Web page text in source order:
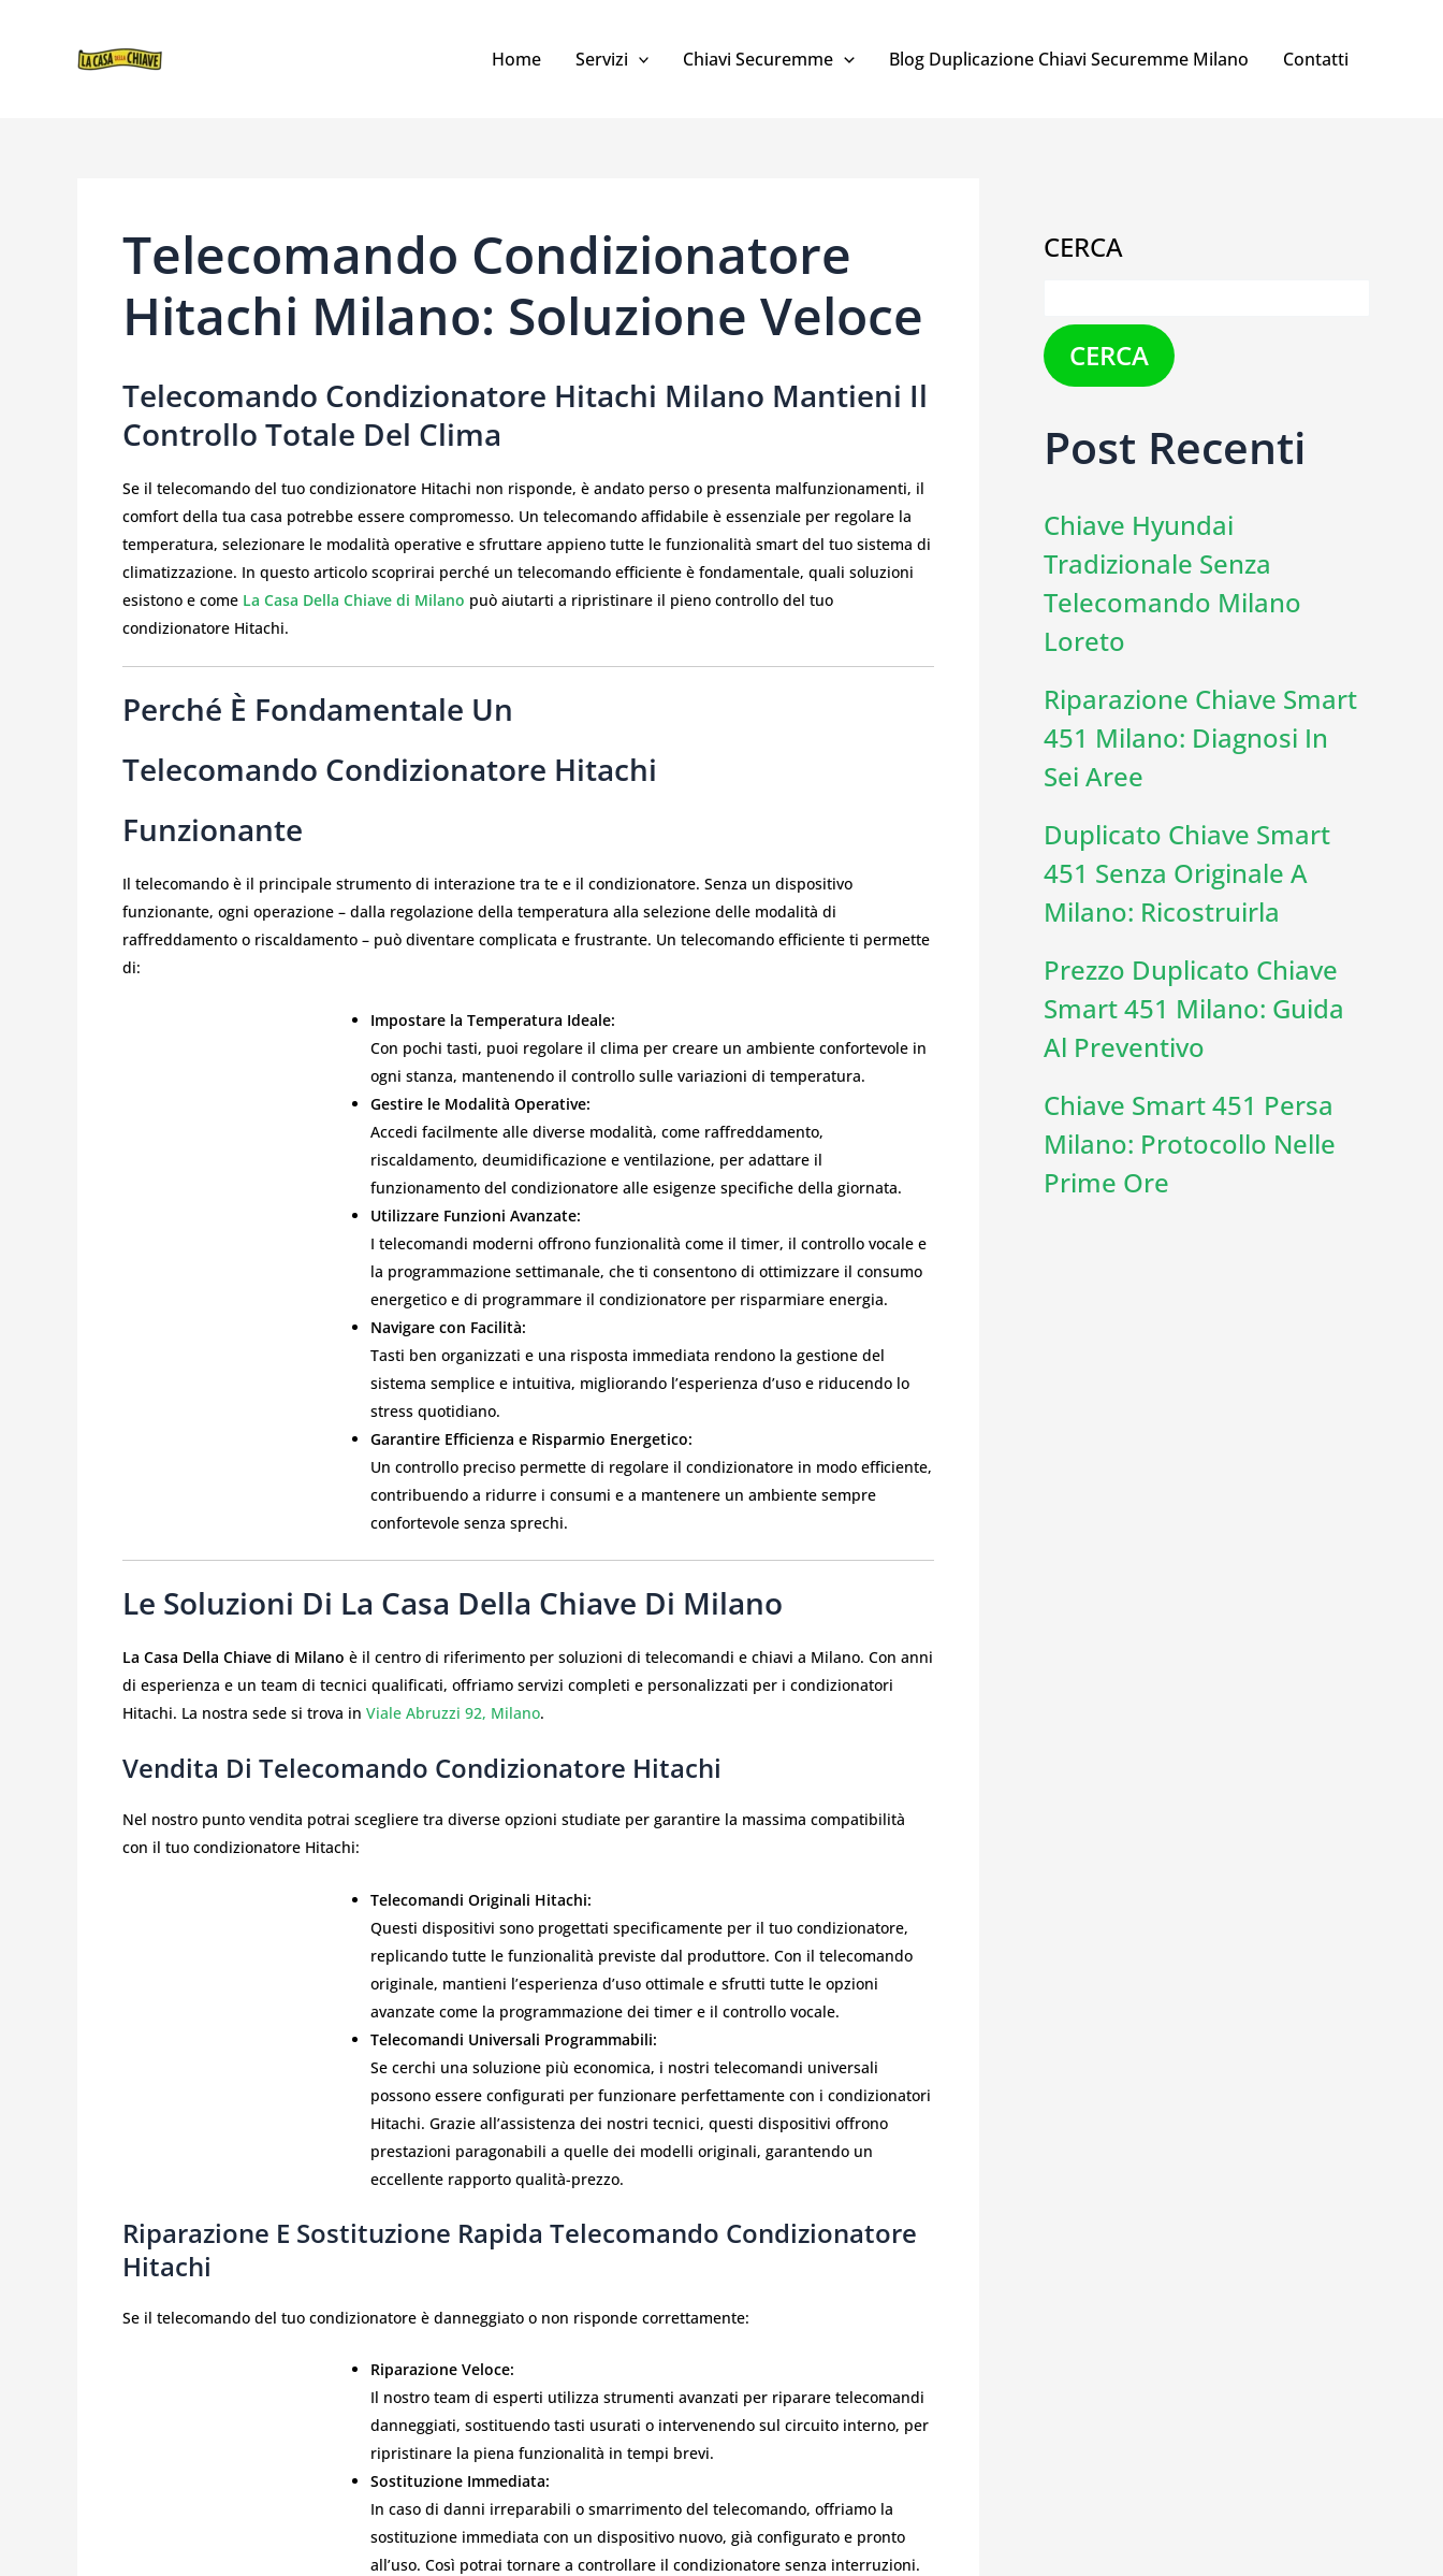
CONTENUTO
Home Servizi Chiavi Securemme Blog Duplicazione Chiavi Securemme Milano Contatti
Telecomando Condizionatore
Hitachi Milano: Soluzione Veloce
Telecomando Condizionatore Hitachi Milano Mantieni Il
Controllo Totale Del Clima
Se il telecomando del tuo condizionatore Hitachi non risponde, è andato perso o presenta malfunzionamenti, il
comfort della tua casa potrebbe essere compromesso. Un telecomando affidabile è essenziale per regolare la
temperatura, selezionare le modalità operative e sfruttare appieno tutte le funzionalità smart del tuo sistema di
climatizzazione. In questo articolo scoprirai perché un telecomando efficiente è fondamentale, quali soluzioni
esistono e come La Casa Della Chiave di Milano può aiutarti a ripristinare il pieno controllo del tuo
condizionatore Hitachi.
Perché È Fondamentale Un
Telecomando Condizionatore Hitachi
Funzionante
Il telecomando è il principale strumento di interazione tra te e il condizionatore. Senza un dispositivo
funzionante, ogni operazione – dalla regolazione della temperatura alla selezione delle modalità di
raffreddamento o riscaldamento – può diventare complicata e frustrante. Un telecomando efficiente ti permette
di:
Impostare la Temperatura Ideale:
Con pochi tasti, puoi regolare il clima per creare un ambiente confortevole in
ogni stanza, mantenendo il controllo sulle variazioni di temperatura.
Gestire le Modalità Operative:
Accedi facilmente alle diverse modalità, come raffreddamento,
riscaldamento, deumidificazione e ventilazione, per adattare il
funzionamento del condizionatore alle esigenze specifiche della giornata.
Utilizzare Funzioni Avanzate:
I telecomandi moderni offrono funzionalità come il timer, il controllo vocale e
la programmazione settimanale, che ti consentono di ottimizzare il consumo
energetico e di programmare il condizionatore per risparmiare energia.
Navigare con Facilità:
Tasti ben organizzati e una risposta immediata rendono la gestione del
sistema semplice e intuitiva, migliorando l’esperienza d’uso e riducendo lo
stress quotidiano.
Garantire Efficienza e Risparmio Energetico:
Un controllo preciso permette di regolare il condizionatore in modo efficiente,
contribuendo a ridurre i consumi e a mantenere un ambiente sempre
confortevole senza sprechi.
Le Soluzioni Di La Casa Della Chiave Di Milano
La Casa Della Chiave di Milano è il centro di riferimento per soluzioni di telecomandi e chiavi a Milano. Con anni
di esperienza e un team di tecnici qualificati, offriamo servizi completi e personalizzati per i condizionatori
Hitachi. La nostra sede si trova in Viale Abruzzi 92, Milano.
Vendita Di Telecomando Condizionatore Hitachi
Nel nostro punto vendita potrai scegliere tra diverse opzioni studiate per garantire la massima compatibilità
con il tuo condizionatore Hitachi:
Telecomandi Originali Hitachi:
Questi dispositivi sono progettati specificamente per il tuo condizionatore,
replicando tutte le funzionalità previste dal produttore. Con il telecomando
originale, mantieni l’esperienza d’uso ottimale e sfrutti tutte le opzioni
avanzate come la programmazione dei timer e il controllo vocale.
Telecomandi Universali Programmabili:
Se cerchi una soluzione più economica, i nostri telecomandi universali
possono essere configurati per funzionare perfettamente con i condizionatori
Hitachi. Grazie all’assistenza dei nostri tecnici, questi dispositivi offrono
prestazioni paragonabili a quelle dei modelli originali, garantendo un
eccellente rapporto qualità-prezzo.
Riparazione E Sostituzione Rapida Telecomando Condizionatore
Hitachi
Se il telecomando del tuo condizionatore è danneggiato o non risponde correttamente:
Riparazione Veloce:
Il nostro team di esperti utilizza strumenti avanzati per riparare telecomandi
danneggiati, sostituendo tasti usurati o intervenendo sul circuito interno, per
ripristinare la piena funzionalità in tempi brevi.
Sostituzione Immediata:
In caso di danni irreparabili o smarrimento del telecomando, offriamo la
sostituzione immediata con un dispositivo nuovo, già configurato e pronto
all’uso. Così potrai tornare a controllare il condizionatore senza interruzioni.
CERCA
CERCA
Post Recenti
Chiave Hyundai
Tradizionale Senza
Telecomando Milano
Loreto
Riparazione Chiave Smart
451 Milano: Diagnosi In
Sei Aree
Duplicato Chiave Smart
451 Senza Originale A
Milano: Ricostruirla
Prezzo Duplicato Chiave
Smart 451 Milano: Guida
Al Preventivo
Chiave Smart 451 Persa
Milano: Protocollo Nelle
Prime Ore